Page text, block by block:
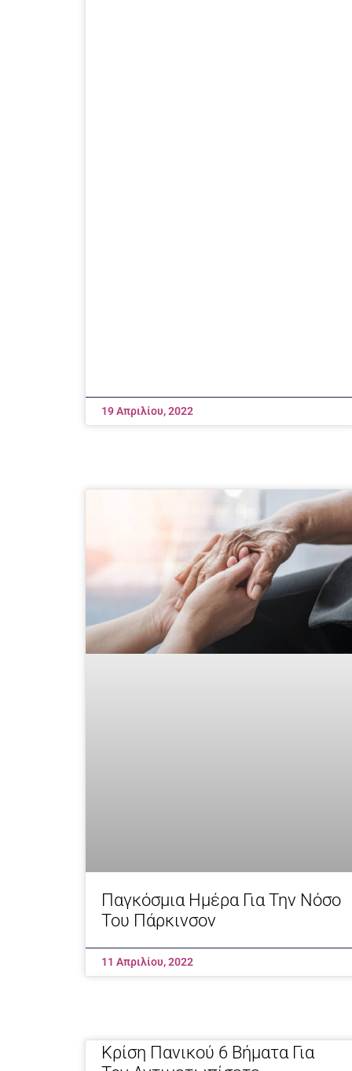
19 Απριλίου, 2022
Παγκόσμια Ημέρα Για Την Νόσο
Του Πάρκινσον
11 Απριλίου, 2022
Κρίση Πανικού 6 Βήματα Για